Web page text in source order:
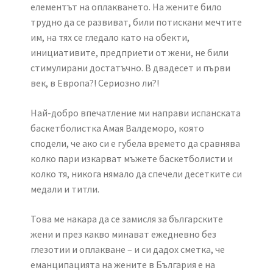
елементът на оплакването. На жените било
трудно да се развиват, били потискани мечтите
им, на тях се гледало като на обекти,
инициативите, предприети от жени, не били
стимулирани достатъчно. В двадесет и първи
век, в Европа?! Сериозно ли?!
Най-добро впечатление ми направи испанската
баскетболистка Амая Валдеморо, която
сподели, че ако си е губела времето да сравнява
колко пари изкарват мъжете баскетболисти и
колко тя, никога нямало да спечели десетките си
медали и титли.
Това ме накара да се замисля за българските
жени и през какво минават ежедневно без
глезотии и оплакване – и си дадох сметка, че
еманципацията на жените в България е на